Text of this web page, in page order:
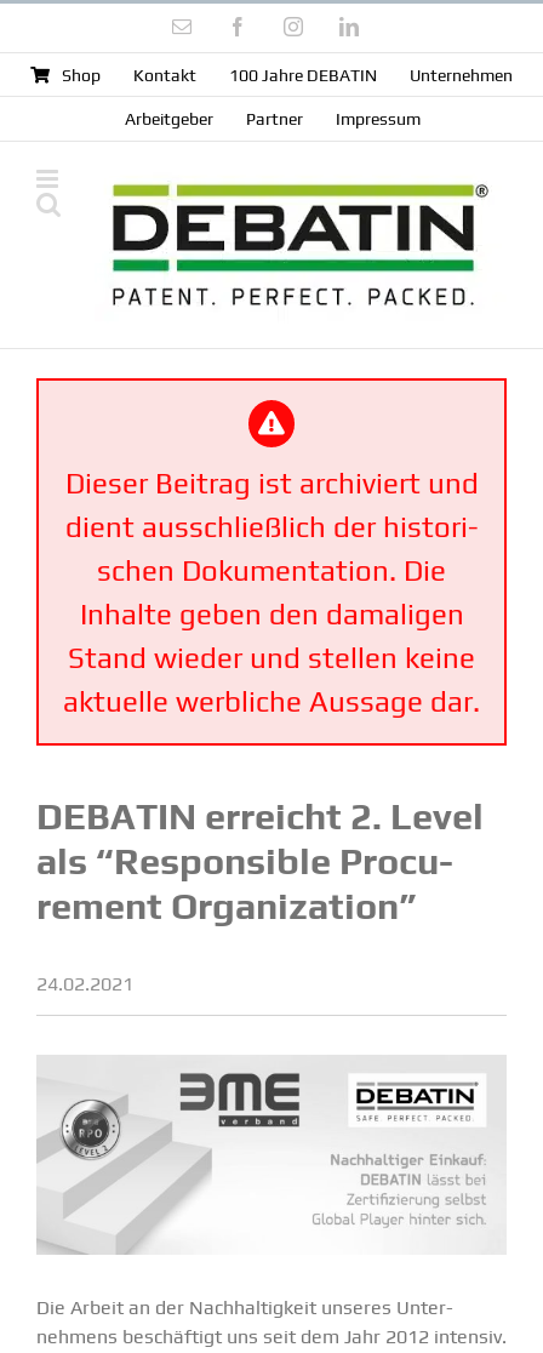
springen
E-
FacebookInstagramLinkedIn
Shop Kontakt 100 Jahre DEBATIN Unter­nehmen
Arbeit­geber Partner Impressum
Dieser Beitrag ist archi­viert und
dient ausschließlich der histo­ri­
schen Dokumen­tation. Die
Inhalte geben den damaligen
Stand wieder und stellen keine
aktuelle werbliche Aussage dar.
DEBATIN erreicht 2. Level
als “Respon­sible Procu­
rement Organization”
24.02.2021
Die Arbeit an der Nachhal­tigkeit unseres Unter­
nehmens beschäftigt uns seit dem Jahr 2012 intensiv.